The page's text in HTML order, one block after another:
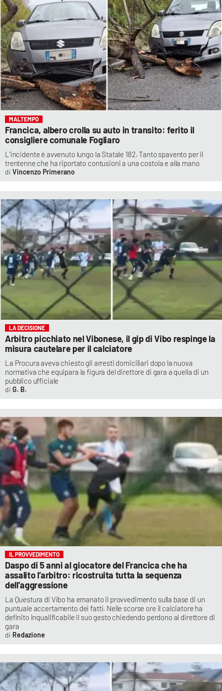
MALTEMPO
Francica, albero crolla su auto in transito: ferito il
consigliere comunale Fogliaro
L'incidente è avvenuto lungo la Statale 182. Tanto spavento per il
trentenne che ha riportato contusioni a una costola e alla mano
Vincenzo Primerano
LA DECISIONE
Arbitro picchiato nel Vibonese, il gip di Vibo respinge la
misura cautelare per il calciatore
La Procura aveva chiesto gli arresti domiciliari dopo la nuova
normativa che equipara la figura del direttore di gara a quella di un
pubblico ufficiale
G. B.
IL PROVVEDIMENTO
Daspo di 5 anni al giocatore del Francica che ha
assalito l’arbitro: ricostruita tutta la sequenza
dell’aggressione
La Questura di Vibo ha emanato il provvedimento sulla base di un
puntuale accertamento dei fatti. Nelle scorse ore il calciatore ha
definito inqualificabile il suo gesto chiedendo perdono al direttore di
gara
Redazione